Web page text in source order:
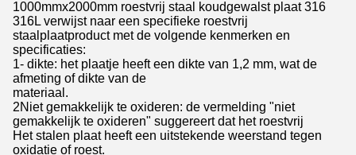
1000mmx2000mm roestvrij staal koudgewalst plaat 316
316L verwijst naar een specifieke roestvrij
staalplaatproduct met de volgende kenmerken en
specificaties:
1- dikte: het plaatje heeft een dikte van 1,2 mm, wat de
afmeting of dikte van de
materiaal.
2Niet gemakkelijk te oxideren: de vermelding "niet
gemakkelijk te oxideren" suggereert dat het roestvrij
Het stalen plaat heeft een uitstekende weerstand tegen
oxidatie of roest.